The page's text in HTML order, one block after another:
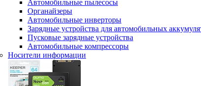
Автомобильные пылесосы
Органайзеры
Автомобильные инверторы
Зарядные устройства для автомобильных
Пусковые зарядные устройства
Автомобильные компрессоры
Носители информации